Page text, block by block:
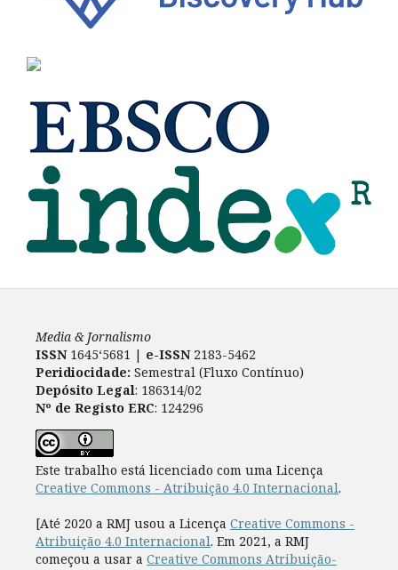
Media & Jornalismo
ISSN 1645‘5681 | e-ISSN2183-5462
Peridiocidade: Semestral (Fluxo Contínuo)
Depósito Legal: 186314/02
Nº de Registo ERC: 124296
Este trabalho está licenciado com uma Licença
Creative Commons - Atribuição 4.0 Internacional.
[Até 2020 a RMJ usou a Licença Creative Commons -
Atribuição 4.0 Internacional. Em 2021, a RMJ
começou a usar a Creative Commons Atribuição-